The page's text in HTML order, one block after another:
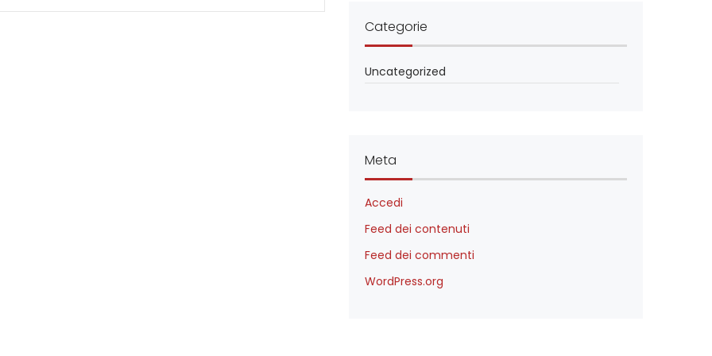
Categorie
Uncategorized
Meta
Accedi
Feed dei contenuti
Feed dei commenti
WordPress.org